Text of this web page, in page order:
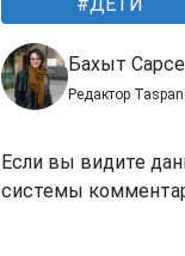
Бахыт
Редактор
Если вы видите
системы